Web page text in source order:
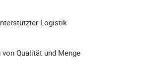
Logistik
Qualität und Menge